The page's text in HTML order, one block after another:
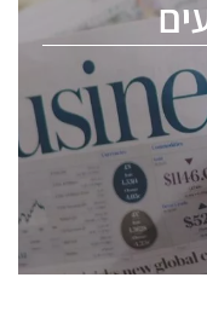
ChipEx2026 will
conference is
semiconductor
professional